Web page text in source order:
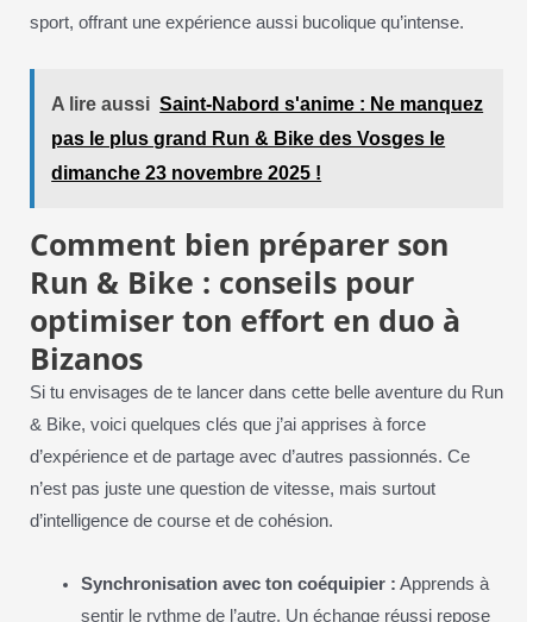
sport, offrant une expérience aussi bucolique qu’intense.
A lire aussi Saint-Nabord s'anime : Ne manquez
pas le plus grand Run & Bike des Vosges le
dimanche 23 novembre 2025 !
Comment bien préparer son
Run & Bike : conseils pour
optimiser ton effort en duo à
Bizanos
Si tu envisages de te lancer dans cette belle aventure du Run
& Bike, voici quelques clés que j’ai apprises à force
d’expérience et de partage avec d’autres passionnés. Ce
n’est pas juste une question de vitesse, mais surtout
d’intelligence de course et de cohésion.
Synchronisation avec ton coéquipier : Apprends à
sentir le rythme de l’autre. Un échange réussi repose